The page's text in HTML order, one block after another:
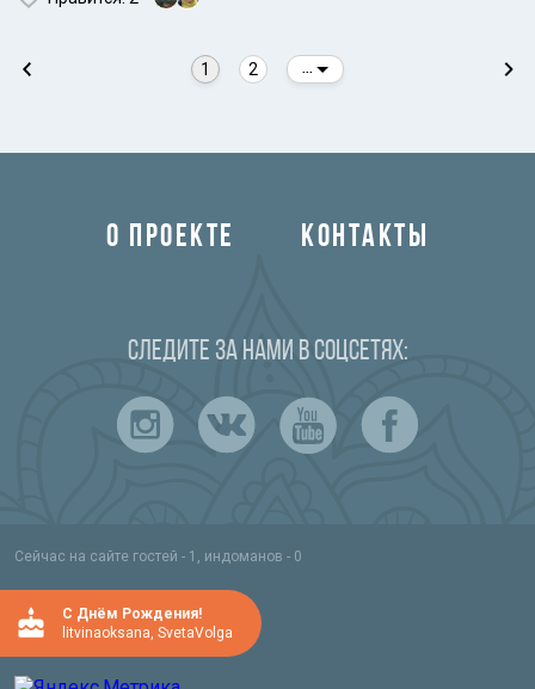
1 2
О ПРОЕКТЕ КОНТАКТЫ
Следите за нами в соцсетях:
Сейчас на сайте гостей - 1, индоманов - 0
C Днём Рождения!
litvinaoksana, SvetaVolga